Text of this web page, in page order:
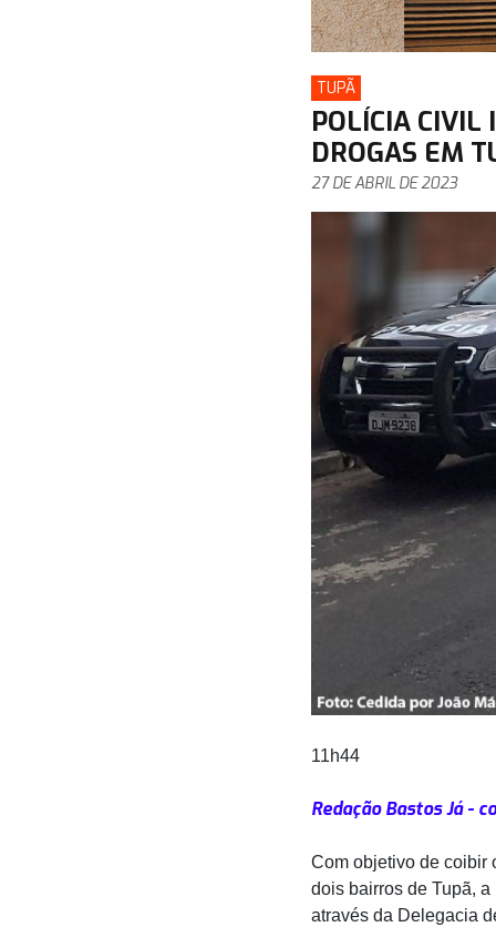
TUPÃ
POLÍCIA CIVIL
DROGAS EM
27 DE ABRIL DE 2023
11h44
Redação Bastos Já -
Com objetivo de coibir
dois bairros de Tupã,
através da Delegacia